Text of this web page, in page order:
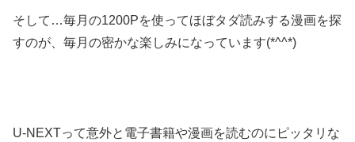
そして…毎月の1200Pを使ってほぼタダ読みする漫画を探
すのが、毎月の密かな楽しみになっています(*^^*)
U-NEXTって意外と電子書籍や漫画を読むのにピッタリな